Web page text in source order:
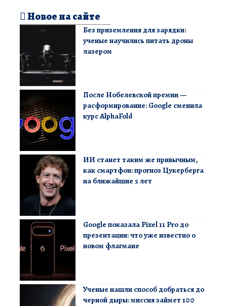
Новое на сайте
Без приземления для зарядки:
ученые научились питать дроны
лазером
После Нобелевской премии —
расформирование: Google сменила
курс AlphaFold
ИИ станет таким же привычным,
как смартфон: прогноз Цукерберга
на ближайшие 5 лет
Google показала Pixel 11 Pro до
презентации: что уже известно о
новом флагмане
Ученые нашли способ добраться до
черной дыры: миссия займет 100